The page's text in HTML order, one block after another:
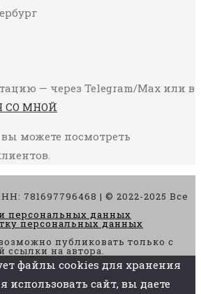
— через Telegram/Max или в
СО МНОЙ
вы можете посмотреть
781697796468 | © 2022-2025 Все
персональных данных
персональных данных
публиковать только с
ссылки на автора.
файлы cookies для хранения
сайт, вы даете